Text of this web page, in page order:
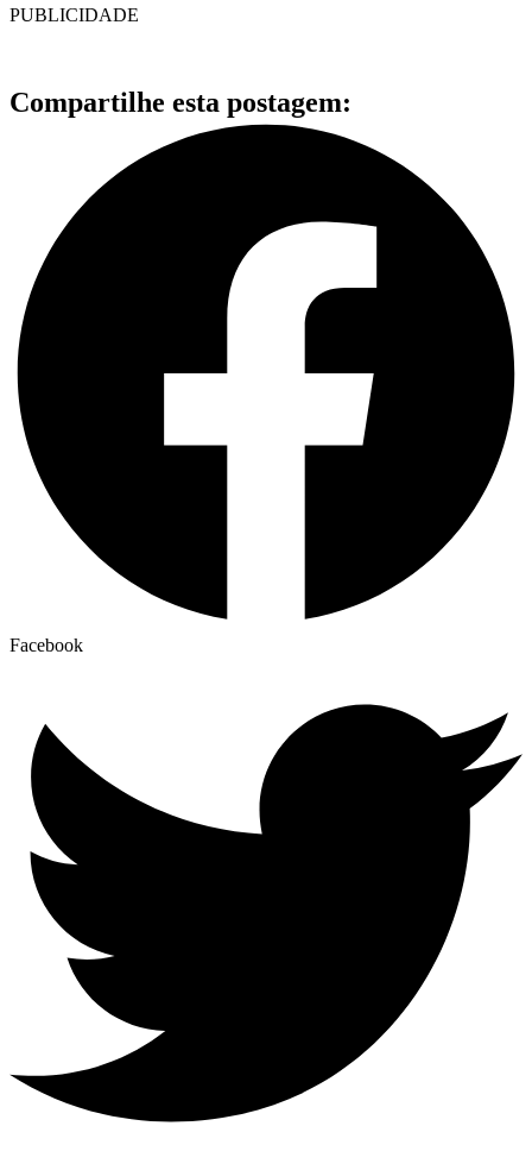
PUBLICIDADE
Compartilhe esta postagem:
Facebook